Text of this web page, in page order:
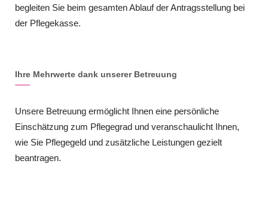
begleiten Sie beim gesamten Ablauf der Antragsstellung bei
der Pflegekasse.
Ihre Mehrwerte dank unserer Betreuung
Unsere Betreuung ermöglicht Ihnen eine persönliche
Einschätzung zum Pflegegrad und veranschaulicht Ihnen,
wie Sie Pflegegeld und zusätzliche Leistungen gezielt
beantragen.